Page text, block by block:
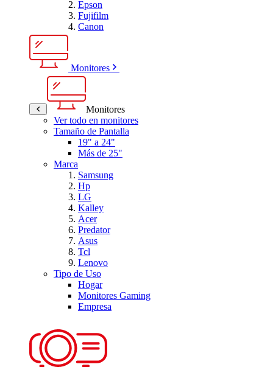
Epson
Fujifilm
Canon
Monitores
Monitores
Ver todo en monitores
Tamaño de Pantalla
19" a 24"
Más de 25"
Marca
Samsung
Hp
LG
Kalley
Acer
Predator
Asus
Tcl
Lenovo
Tipo de Uso
Hogar
Monitores Gaming
Empresa